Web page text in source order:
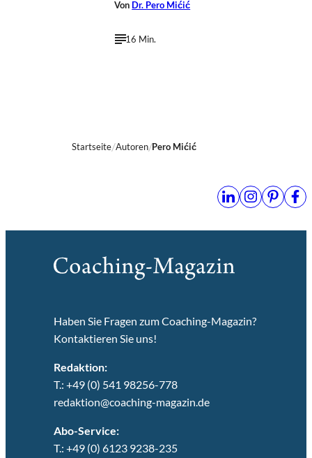
Von Dr. Pero Mićić
16 Min.
Startseite Autoren Pero Mićić
Haben Sie Fragen zum Coaching-Magazin?
Kontaktieren Sie uns!
Redaktion:
T.: +49 (0) 541 98256-778
redaktion@coaching-magazin.de
Abo-Service:
T.: +49 (0) 6123 9238-235